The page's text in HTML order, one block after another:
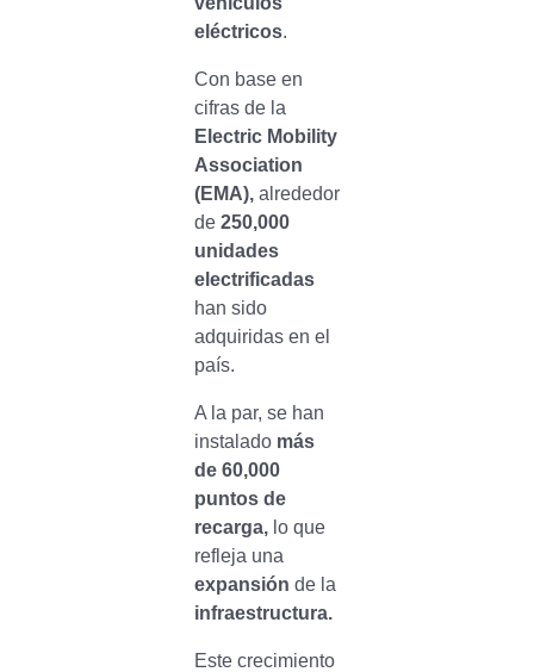
eléctricos.
Con base en
cifras de la
Electric Mobility
Association
(EMA),alrededor
de 250,000
unidades
electrificadas
han sido
adquiridas en el
país.
A la par, se han
instalado más
de 60,000
puntos de
recarga,lo que
refleja una
expansión de la
infraestructura.
Este crecimiento